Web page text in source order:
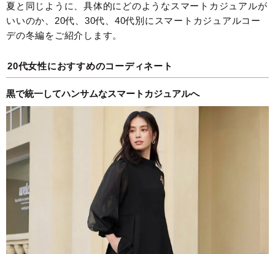
夏と同じように、具体的にどのようなスマートカジュアルが
いいのか、20代、30代、40代別にスマートカジュアルコー
デの冬編をご紹介します。
20代女性におすすめのコーディネート
黒で統一してハンサムなスマートカジュアルへ